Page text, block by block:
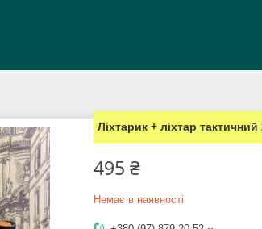
Ліхтарик + ліхтар
495 ₴
Немає в наявності